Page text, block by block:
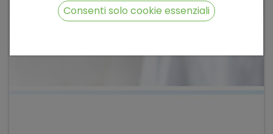
Consenti solo cookie essenziali